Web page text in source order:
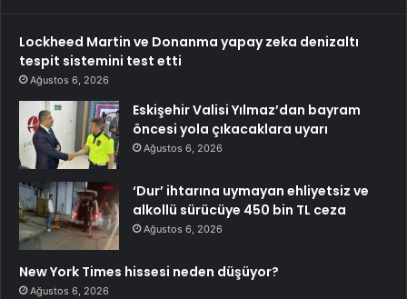
Lockheed Martin ve Donanma yapay zeka denizaltı
tespit sistemini test etti
Ağustos 6, 2026
Eskişehir Valisi Yılmaz’dan bayram
öncesi yola çıkacaklara uyarı
Ağustos 6, 2026
‘Dur’ ihtarına uymayan ehliyetsiz ve
alkollü sürücüye 450 bin TL ceza
Ağustos 6, 2026
New York Times hissesi neden düşüyor?
Ağustos 6, 2026